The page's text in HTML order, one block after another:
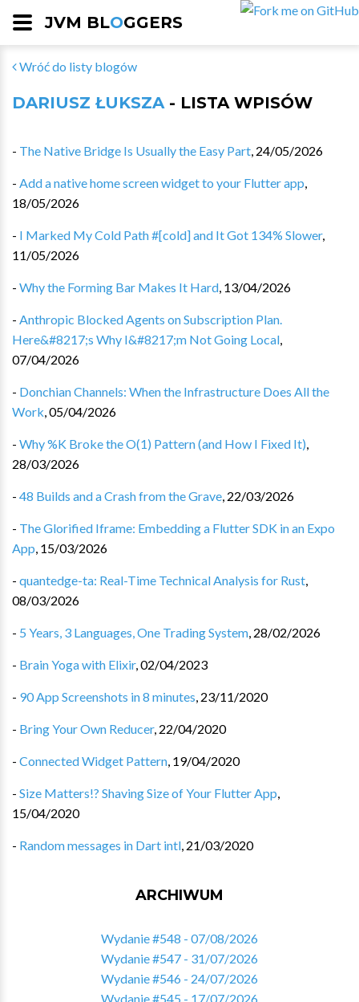
JVM BLOGGERS
Wróć do listy blogów
DARIUSZ ŁUKSZA- LISTA WPISÓW
- The Native Bridge Is Usually the Easy Part, 24/05/2026
- Add a native home screen widget to your Flutter app,
18/05/2026
- I Marked My Cold Path #[cold] and It Got 134% Slower,
11/05/2026
- Why the Forming Bar Makes It Hard, 13/04/2026
- Anthropic Blocked Agents on Subscription Plan.
Here&#8217;s Why I&#8217;m Not Going Local,
07/04/2026
- Donchian Channels: When the Infrastructure Does All the
Work,05/04/2026
- Why %K Broke the O(1) Pattern (and How I Fixed It),
28/03/2026
- 48 Builds and a Crash from the Grave, 22/03/2026
- The Glorified Iframe: Embedding a Flutter SDK in an Expo
App, 15/03/2026
- quantedge-ta: Real-Time Technical Analysis for Rust,
08/03/2026
- 5 Years, 3 Languages, One Trading System, 28/02/2026
- Brain Yoga with Elixir,02/04/2023
- 90 App Screenshots in 8 minutes, 23/11/2020
- Bring Your Own Reducer, 22/04/2020
- Connected Widget Pattern, 19/04/2020
- Size Matters!? Shaving Size of Your Flutter App,
15/04/2020
- Random messages in Dart intl, 21/03/2020
ARCHIWUM
Wydanie #548 - 07/08/2026
Wydanie #547 - 31/07/2026
Wydanie #546 - 24/07/2026
Wydanie #545 - 17/07/2026